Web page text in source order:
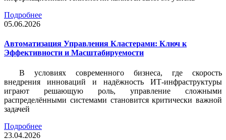
Подробнее
05.06.2026
Автоматизация Управления Кластерами: Ключ к
Эффективности и Масштабируемости
В условиях современного бизнеса, где скорость
внедрения инноваций и надёжность ИТ-инфраструктуры
играют решающую роль, управление сложными
распределёнными системами становится критически важной
задачей
Подробнее
23.04.2026